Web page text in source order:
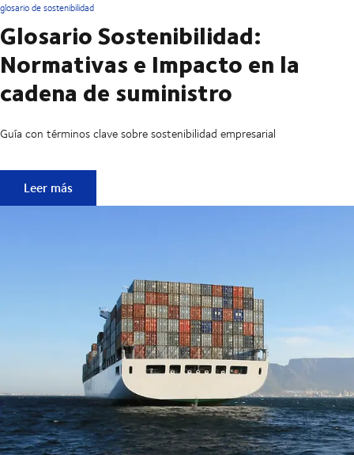
glosario de sostenibilidad
Glosario Sostenibilidad:
Normativas e Impacto en la
cadena de suministro
Guía con términos clave sobre sostenibilidad empresarial
Glosario Sostenibilidad: Normativas e Impacto en la
Leer más